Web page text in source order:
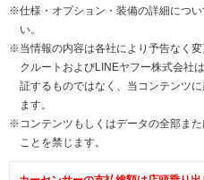
※仕様・オプション・装備の詳細につ
い。
※当情報の内容は各社により予告なく
クルートおよびLINEヤフー株式会社
証するものではなく、当コンテンツ
ます。
※コンテンツもしくはデータの全部ま
ことを禁じます。